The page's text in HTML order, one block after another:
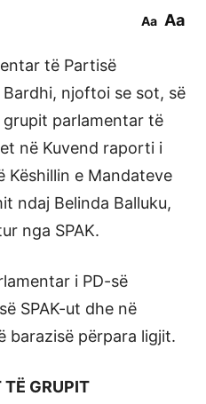
Aa Aa
të Partisë
njoftoi se sot, së
parlamentar të
në Kuvend raporti i
Këshillin e Mandateve
ndaj Belinda Balluku,
nga SPAK.
i PD-së
SPAK-ut dhe në
barazisë përpara ligjit.
TË GRUPIT